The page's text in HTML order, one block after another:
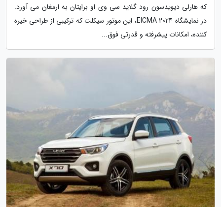
که هارلی دیویدسون رود گلاید سی وی او برایتان به ارمغان می آورد.
در نمایشگاه EICMA 2024، این موتور سیکلت که ترکیبی از طراحی خیره
کننده، امکانات پیشرفته و قدرتی فوق...